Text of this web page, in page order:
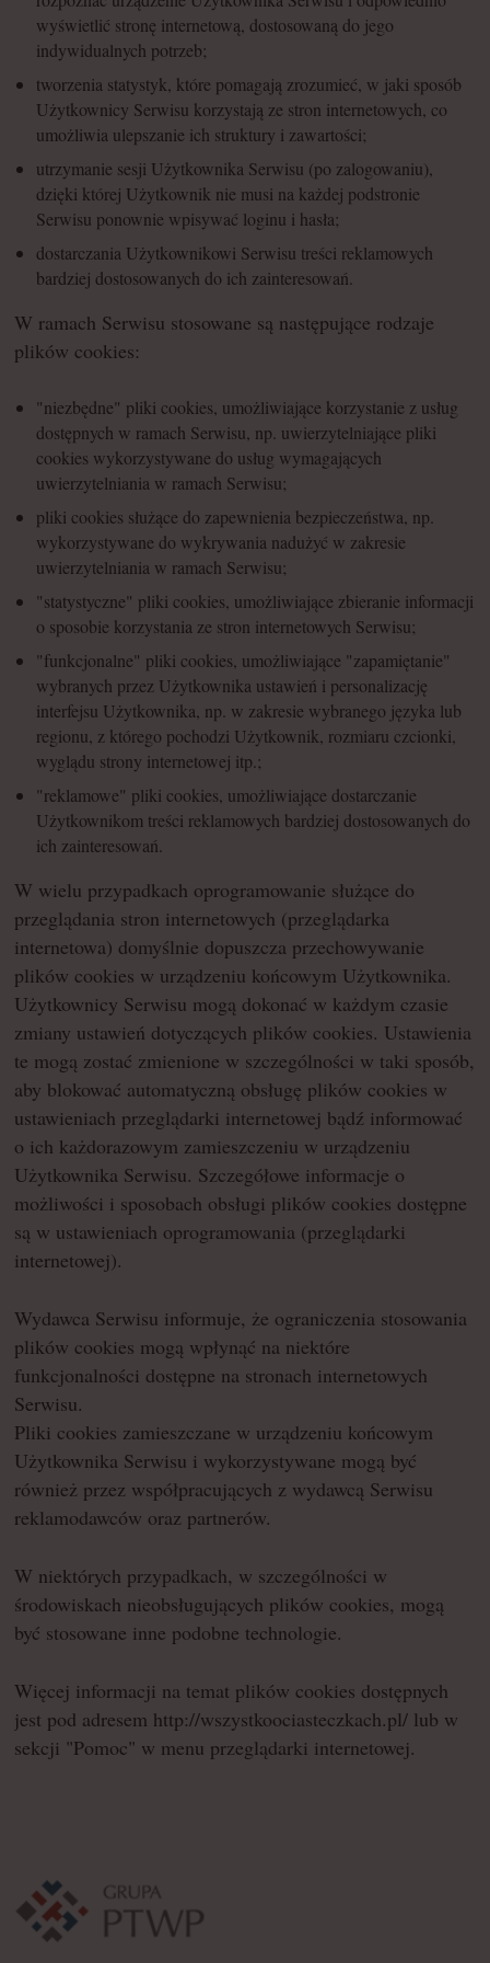
wyświetlić stronę internetową, dostosowaną do jego
indywidualnych potrzeb;
tworzenia statystyk, które pomagają zrozumieć, w jaki sposób
Użytkownicy Serwisu korzystają ze stron internetowych, co
umożliwia ulepszanie ich struktury i zawartości;
utrzymanie sesji Użytkownika Serwisu (po zalogowaniu),
dzięki której Użytkownik nie musi na każdej podstronie
Serwisu ponownie wpisywać loginu i hasła;
dostarczania Użytkownikowi Serwisu treści reklamowych
bardziej dostosowanych do ich zainteresowań.
W ramach Serwisu stosowane są następujące rodzaje
plików cookies:
"niezbędne" pliki cookies, umożliwiające korzystanie z usług
dostępnych w ramach Serwisu, np. uwierzytelniające pliki
cookies wykorzystywane do usług wymagających
uwierzytelniania w ramach Serwisu;
pliki cookies służące do zapewnienia bezpieczeństwa, np.
wykorzystywane do wykrywania nadużyć w zakresie
uwierzytelniania w ramach Serwisu;
"statystyczne" pliki cookies, umożliwiające zbieranie informacji
o sposobie korzystania ze stron internetowych Serwisu;
"funkcjonalne" pliki cookies, umożliwiające "zapamiętanie"
wybranych przez Użytkownika ustawień i personalizację
interfejsu Użytkownika, np. w zakresie wybranego języka lub
regionu, z którego pochodzi Użytkownik, rozmiaru czcionki,
wyglądu strony internetowej itp.;
"reklamowe" pliki cookies, umożliwiające dostarczanie
Użytkownikom treści reklamowych bardziej dostosowanych do
ich zainteresowań.
W wielu przypadkach oprogramowanie służące do
przeglądania stron internetowych (przeglądarka
internetowa) domyślnie dopuszcza przechowywanie
plików cookies w urządzeniu końcowym Użytkownika.
Użytkownicy Serwisu mogą dokonać w każdym czasie
zmiany ustawień dotyczących plików cookies. Ustawienia
te mogą zostać zmienione w szczególności w taki sposób,
aby blokować automatyczną obsługę plików cookies w
ustawieniach przeglądarki internetowej bądź informować
o ich każdorazowym zamieszczeniu w urządzeniu
Użytkownika Serwisu. Szczegółowe informacje o
możliwości i sposobach obsługi plików cookies dostępne
są w ustawieniach oprogramowania (przeglądarki
internetowej).
Wydawca Serwisu informuje, że ograniczenia stosowania
plików cookies mogą wpłynąć na niektóre
funkcjonalności dostępne na stronach internetowych
Serwisu.
Pliki cookies zamieszczane w urządzeniu końcowym
Użytkownika Serwisu i wykorzystywane mogą być
również przez współpracujących z wydawcą Serwisu
reklamodawców oraz partnerów.
W niektórych przypadkach, w szczególności w
środowiskach nieobsługujących plików cookies, mogą
być stosowane inne podobne technologie.
Więcej informacji na temat plików cookies dostępnych
jest pod adresem http://wszystkoociasteczkach.pl/ lub w
sekcji "Pomoc" w menu przeglądarki internetowej.